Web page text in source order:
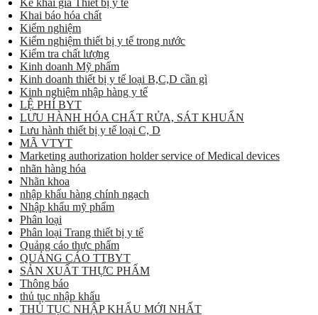
Khai báo hóa chất
Kiểm nghiệm
Kiểm nghiệm thiết bị y tế trong nước
Kiểm tra chất lượng
Kinh doanh Mỹ phẩm
Kinh doanh thiết bị y tế loại B,C,D cần gì
Kinh nghiệm nhập hàng y tế
LỆ PHÍ BYT
LƯU HÀNH HÓA CHẤT RỬA, SÁT KHUẨN
Lưu hành thiết bị y tế loại C, D
MÃ VTYT
Marketing authorization holder service of Medical devices
nhãn hàng hóa
Nhãn khoa
nhập khẩu hàng chính ngạch
Nhập khẩu mỹ phẩm
Phân loại
Phân loại Trang thiết bị y tế
Quảng cáo thực phẩm
QUẢNG CÁO TTBYT
SẢN XUẤT THỰC PHẨM
Thông báo
thủ tục nhập khẩu
THỦ TỤC NHẬP KHẨU MỚI NHẤT